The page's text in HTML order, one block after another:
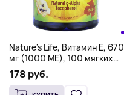
Nature's Life, Витамин E, 670
мг (1000 МЕ), 100 мягких
таблеток
178 руб.